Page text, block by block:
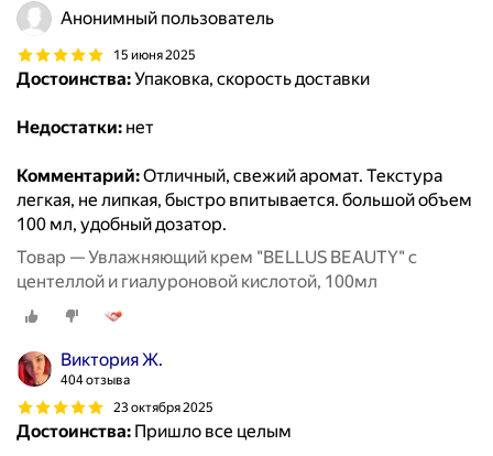
Анонимный пользователь
15 июня 2025
Достоинства:Упаковка, скорость доставки
Недостатки: нет
Комментарий:Отличный, свежий аромат. Текстура
легкая, не липкая, быстро впитывается. большой объем
100 мл, удобный дозатор.
Товар — Увлажняющий крем "BELLUS BEAUTY" с
центеллой и гиалуроновой кислотой, 100мл
Виктория Ж.
404 отзыва
23 октября 2025
Достоинства: Пришло все целым